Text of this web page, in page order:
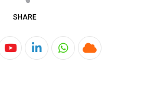
SHARE
YoutubeLinkedInWhatsapp
Cloud